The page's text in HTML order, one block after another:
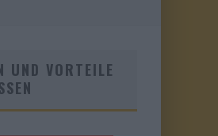
UND VORTEILE